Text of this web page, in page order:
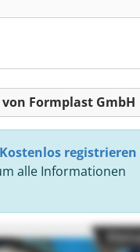
Formplast GmbH
Kostenlos registrieren
alle Informationen